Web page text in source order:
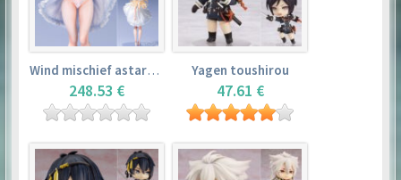
Wind mischief astarotte
248.53 €
Yagen toushirou
47.61 €